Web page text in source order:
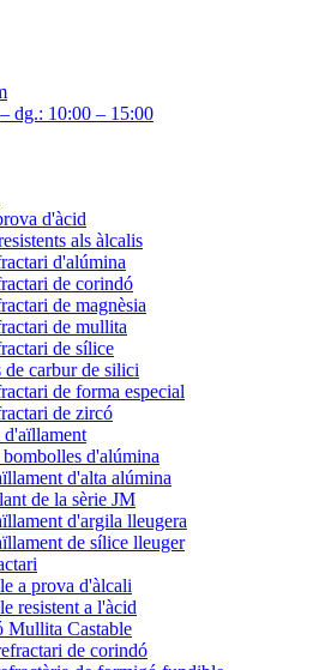
dg.: 10:00 – 15:00
d'àcid
als àlcalis
d'alúmina
de corindó
de magnèsia
de mullita
de sílice
de carbur de silici
de forma especial
de zircó
d'alúmina
d'alta alúmina
de la sèrie JM
d'argila lleugera
de sílice lleuger
a prova d'àlcali
resistent a l'àcid
Mullita Castable
de corindó